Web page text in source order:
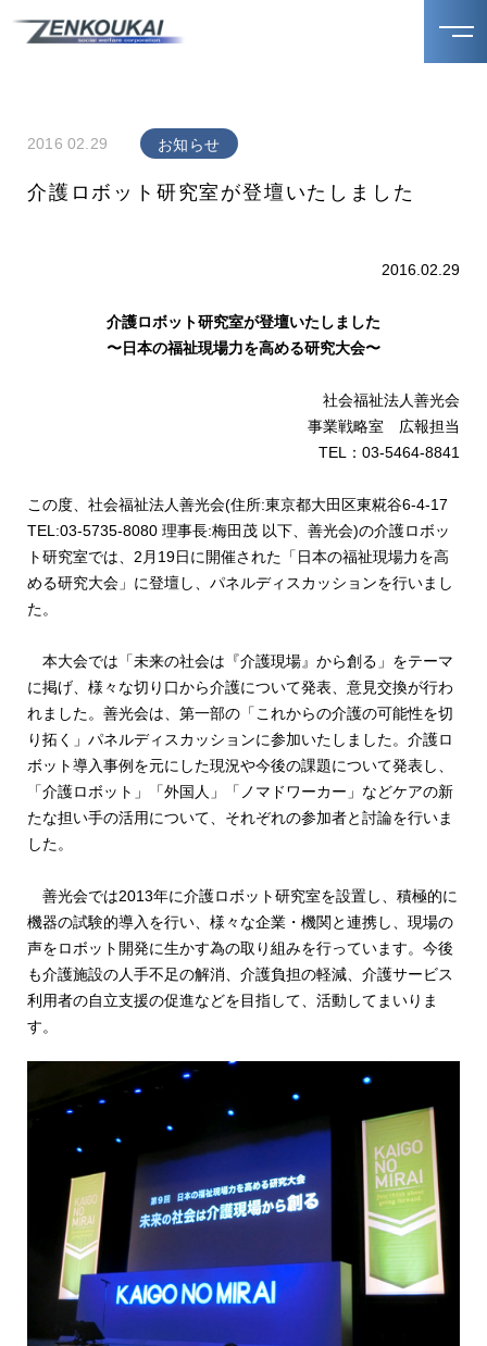
2016 02.29 お知らせ
介護ロボット研究室が登壇いたしました
2016.02.29
介護ロボット研究室が登壇いたしました
〜日本の福祉現場力を高める研究大会〜
社会福祉法人善光会
事業戦略室 広報担当
TEL：03-5464-8841
この度、社会福祉法人善光会(住所:東京都大田区東糀谷6-4-17
TEL:03-5735-8080 理事長:梅田茂 以下、善光会)の介護ロボッ
ト研究室では、2月19日に開催された「日本の福祉現場力を高
める研究大会」に登壇し、パネルディスカッションを行いまし
た。
本大会では「未来の社会は『介護現場』から創る」をテーマ
に掲げ、様々な切り口から介護について発表、意見交換が行わ
れました。善光会は、第一部の「これからの介護の可能性を切
り拓く」パネルディスカッションに参加いたしました。介護ロ
ボット導入事例を元にした現況や今後の課題について発表し、
「介護ロボット」「外国人」「ノマドワーカー」などケアの新
たな担い手の活用について、それぞれの参加者と討論を行いま
した。
善光会では2013年に介護ロボット研究室を設置し、積極的に
機器の試験的導入を行い、様々な企業・機関と連携し、現場の
声をロボット開発に生かす為の取り組みを行っています。今後
も介護施設の人手不足の解消、介護負担の軽減、介護サービス
利用者の自立支援の促進などを目指して、活動してまいりま
す。